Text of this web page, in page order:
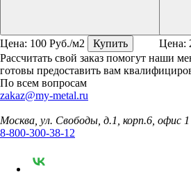
Цена: 100 Руб./м2 Купить Цена:
Рассчитать свой заказ помогут наши
готовы предоставить вам
По всем вопросам
zakaz@my-metal.ru
Москва, ул. Свободы, д.1, корп.6, офис 1
8-800-300-38-12